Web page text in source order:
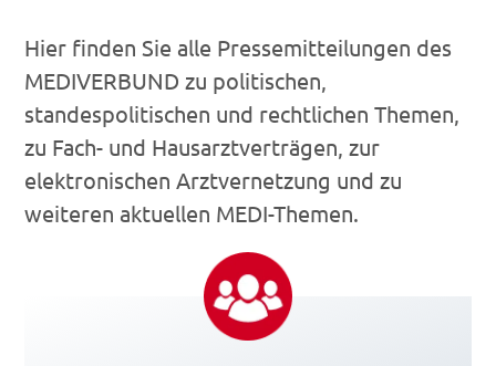
Hier finden Sie alle Pressemitteilungen des
MEDIVERBUND zu politischen,
standespolitischen und rechtlichen Themen,
zu Fach- und Hausarztverträgen, zur
elektronischen Arztvernetzung und zu
weiteren aktuellen MEDI-Themen.